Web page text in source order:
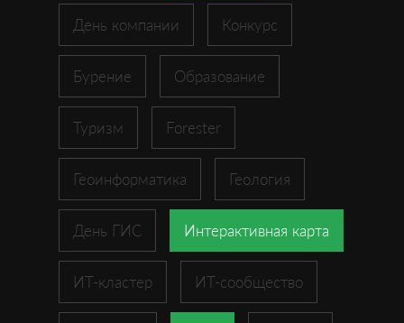
День компании Конкурс
Бурение Образование
Туризм Forester
Геоинформатика Геология
День ГИС Интерактивная карта
ИТ-кластер ИТ-сообщество